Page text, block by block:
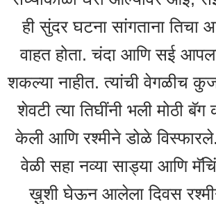
ही सुंदर घटना सांगताना
वाहत होता. चंदा आणि सई
शकल्या नाहीत. त्यांची वेगळीच
शेवटी त्या तिघींनी भली मोठी
केली आणि रश्मीने डोळे
वेळी सहा नव्या साड्या आणि
ख़ुशी घेऊन आलेला दिवस